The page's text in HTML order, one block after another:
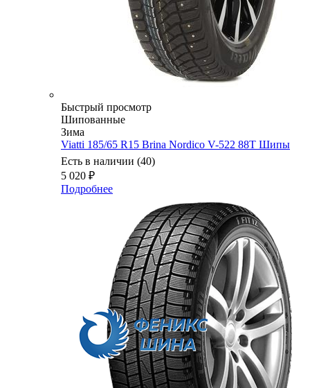
Быстрый просмотр
Шипованные
Зима
Viatti 185/65 R15 Brina Nordico V-522 88T Шипы
Есть в наличии (40)
5 020 ₽
Подробнее